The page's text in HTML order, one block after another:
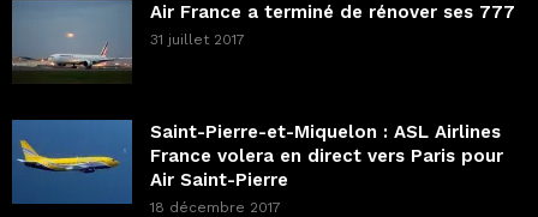
Air France a terminé de rénover ses 777
31 juillet 2017
Saint-Pierre-et-Miquelon : ASL Airlines
France volera en direct vers Paris pour
Air Saint-Pierre
18 décembre 2017